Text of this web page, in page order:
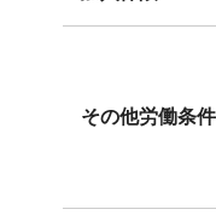
その他労働条